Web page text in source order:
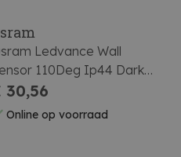
Ledvance Wall
110Deg Ip44 Dark
30,56
Online op voorraad